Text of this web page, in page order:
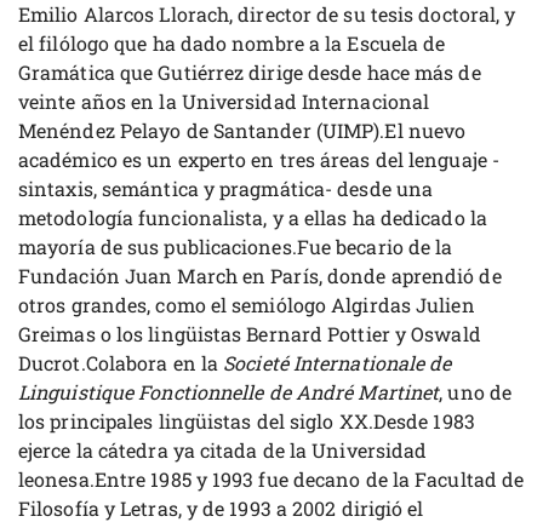
Emilio Alarcos Llorach, director de su tesis doctoral, y
el filólogo que ha dado nombre a la Escuela de
Gramática que Gutiérrez dirige desde hace más de
veinte años en la Universidad Internacional
Menéndez Pelayo de Santander (UIMP).El nuevo
académico es un experto en tres áreas del lenguaje -
sintaxis, semántica y pragmática- desde una
metodología funcionalista, y a ellas ha dedicado la
mayoría de sus publicaciones.Fue becario de la
Fundación Juan March en París, donde aprendió de
otros grandes, como el semiólogo Algirdas Julien
Greimas o los lingüistas Bernard Pottier y Oswald
Ducrot.Colabora en la Societé Internationale de
Linguistique Fonctionnelle de André Martinet, uno de
los principales lingüistas del siglo XX.Desde 1983
ejerce la cátedra ya citada de la Universidad
leonesa.Entre 1985 y 1993 fue decano de la Facultad de
Filosofía y Letras, y de 1993 a 2002 dirigió el